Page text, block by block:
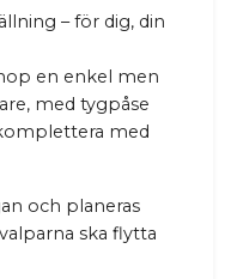
– för dig, din
en enkel men
med tygpåse
med
och planeras
ska flytta